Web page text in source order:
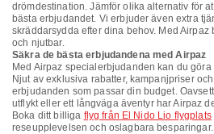
drömdestination. Jämför olika alternativ för
bästa erbjudandet. Vi erbjuder även extra
skräddarsydda efter dina behov. Med
och njutbar.
Säkra de bästa erbjudandena med Airpaz
Med Airpaz specialerbjudanden kan du
Njut av exklusiva rabatter, kampanjpriser
erbjudanden som passar din budget.
utflykt eller ett långväga äventyr har Airpaz
Boka ditt billiga flyg från El Nido Lio flygplats
reseupplevelsen och oslagbara besparingar.